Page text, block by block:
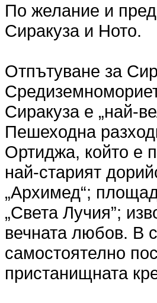
По желание и
Сиракуза и Ното.
Отпътуване за
Сиракуза е „най-
Пешеходна
Ортиджа, който е
най-старият
„Архимед“;
„Света Лучия”;
вечната любов. В
самостоятелно
пристанищната